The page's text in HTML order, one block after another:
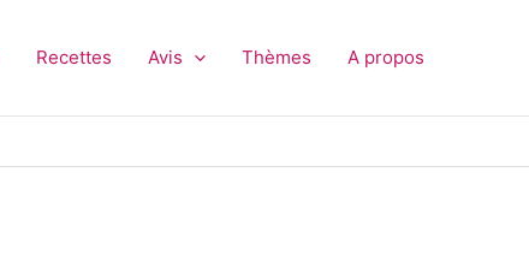
Recettes Avis Thèmes A propos